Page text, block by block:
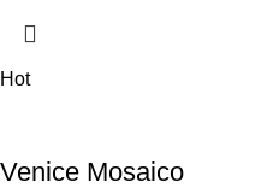
Hot
Venice Mosaico